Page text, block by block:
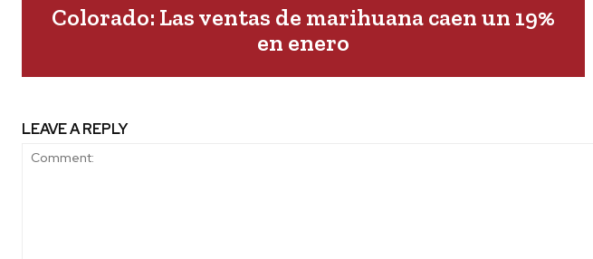
Colorado: Las ventas de marihuana caen un 19%
en enero
LEAVE A REPLY